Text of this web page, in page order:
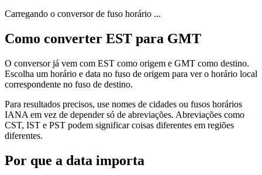
Carregando o conversor de fuso horário ...
Como converter EST para GMT
O conversor já vem com EST como origem e GMT como destino.
Escolha um horário e data no fuso de origem para ver o horário local
correspondente no fuso de destino.
Para resultados precisos, use nomes de cidades ou fusos horários
IANA em vez de depender só de abreviações. Abreviações como
CST, IST e PST podem significar coisas diferentes em regiões
diferentes.
Por que a data importa